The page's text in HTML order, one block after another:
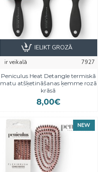
ir veikalā
7927
Peniculus Heat Detangle termiskā
matu atšķetināšanas ķemme rozā
krāsā
8,00€
IELIKT GROZĀ
NEW